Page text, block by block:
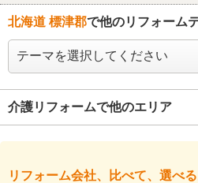
北海道 標津郡で他のリフォーム
介護リフォームで他のエリア
リフォーム会社、比べて、選べる